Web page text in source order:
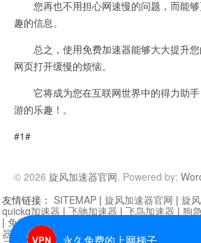
您再也不用担心网速慢的问题，而能够
趣的信息。
总之，使用免费加速器能够大大提升您
网页打开缓慢的烦恼。
它将成为您在互联网世界中的得力助手
游的乐趣！。
#1#
© 2026 旋风加速器官网. Powered by:
永久免费的上网梯子
友情链接： SITEMAP | 旋风加速器官网 | 旋
quickq加速器 | 飞驰加速器 | 飞鸟加速器 | 狗
| 免费vqn加速外网
器| 快柠檬加速器 |黑洞加速 |falemon 快